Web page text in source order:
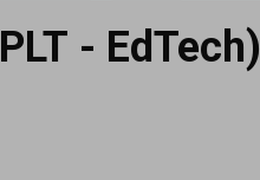
- EdTech)